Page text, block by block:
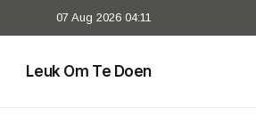
07 Aug 2026 04:11
Leuk Om Te Doen